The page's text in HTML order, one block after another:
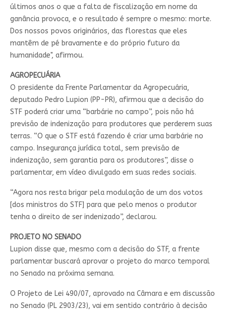
últimos anos o que a falta de fiscalização em nome da
ganância provoca, e o resultado é sempre o mesmo: morte.
Dos nossos povos originários, das florestas que eles
mantêm de pé bravamente e do próprio futuro da
humanidade", afirmou.
AGROPECUÁRIA
O presidente da Frente Parlamentar da Agropecuária,
deputado Pedro Lupion (PP-PR), afirmou que a decisão do
STF poderá criar uma “barbárie no campo”, pois não há
previsão de indenização para produtores que perderem suas
terras. “O que o STF está fazendo é criar uma barbárie no
campo. Insegurança jurídica total, sem previsão de
indenização, sem garantia para os produtores”, disse o
parlamentar, em vídeo divulgado em suas redes sociais.
“Agora nos resta brigar pela modulação de um dos votos
[dos ministros do STF] para que pelo menos o produtor
tenha o direito de ser indenizado”, declarou.
PROJETO NO SENADO
Lupion disse que, mesmo com a decisão do STF, a frente
parlamentarbuscará aprovar o projeto do marco temporal
no Senado na próxima semana.
O Projeto de Lei 490/07, aprovado na Câmara e em discussão
no Senado (PL 2903/23), vai em sentido contrário à decisão